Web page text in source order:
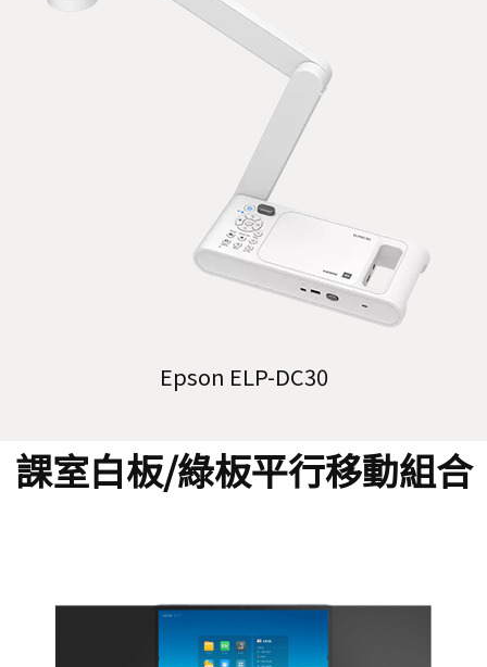
Epson ELP-DC30
課室白板/綠板平行移動組合